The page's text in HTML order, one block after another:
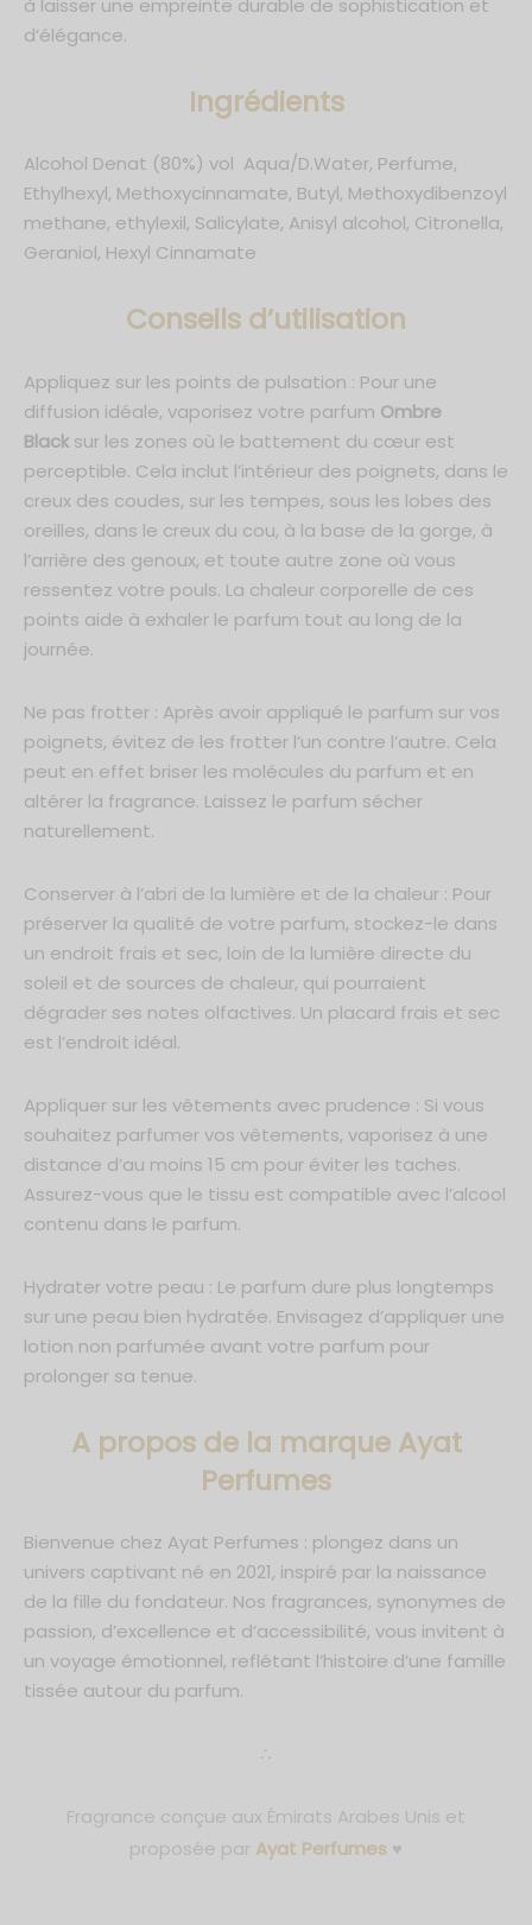
à laisser une empreinte durable de sophistication et
d’élégance.
Ingrédients
Alcohol Denat (80%) vol Aqua/D.Water, Perfume,
Ethylhexyl, Methoxycinnamate, Butyl, Methoxydibenzoyl
methane, ethylexil, Salicylate, Anisyl alcohol, Citronella,
Geraniol, Hexyl Cinnamate
Conseils d’utilisation
Appliquez sur les points de pulsation : Pour une
diffusion idéale, vaporisez votre parfum Ombre
Blacksur les zones où le battement du cœur est
perceptible. Cela inclut l’intérieur des poignets, dans le
creux des coudes, sur les tempes, sous les lobes des
oreilles, dans le creux du cou, à la base de la gorge, à
l’arrière des genoux, et toute autre zone où vous
ressentez votre pouls. La chaleur corporelle de ces
points aide à exhaler le parfum tout au long de la
journée.
Ne pas frotter : Après avoir appliqué le parfum sur vos
poignets, évitez de les frotter l’un contre l’autre. Cela
peut en effet briser les molécules du parfum et en
altérer la fragrance. Laissez le parfum sécher
naturellement.
Conserver à l’abri de la lumière et de la chaleur : Pour
préserver la qualité de votre parfum, stockez-le dans
un endroit frais et sec, loin de la lumière directe du
soleil et de sources de chaleur, qui pourraient
dégrader ses notes olfactives. Un placard frais et sec
est l’endroit idéal.
Appliquer sur les vêtements avec prudence : Si vous
souhaitez parfumer vos vêtements, vaporisez à une
distance d’au moins 15 cm pour éviter les taches.
Assurez-vous que le tissu est compatible avec l’alcool
contenu dans le parfum.
Hydrater votre peau : Le parfum dure plus longtemps
sur une peau bien hydratée. Envisagez d’appliquer une
lotion non parfumée avant votre parfum pour
prolonger sa tenue.
A propos de la marque Ayat
Perfumes
Bienvenue chez Ayat Perfumes : plongez dans un
univers captivant né en 2021, inspiré par la naissance
de la fille du fondateur. Nos fragrances, synonymes de
passion, d’excellence et d’accessibilité, vous invitent à
un voyage émotionnel, reflétant l’histoire d’une famille
tissée autour du parfum.
∴
Fragrance conçue aux Émirats Arabes Unis et
proposée par Ayat Perfumes ♥